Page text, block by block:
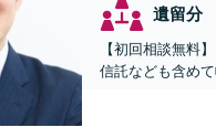
遺留分
【初回相談無料
信託なども含め